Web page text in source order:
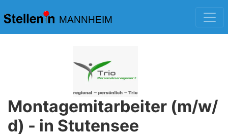
MANNHEIM
Montagemitarbeiter (m/w/
d) - in Stutensee